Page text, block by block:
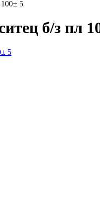
5
б/з пл